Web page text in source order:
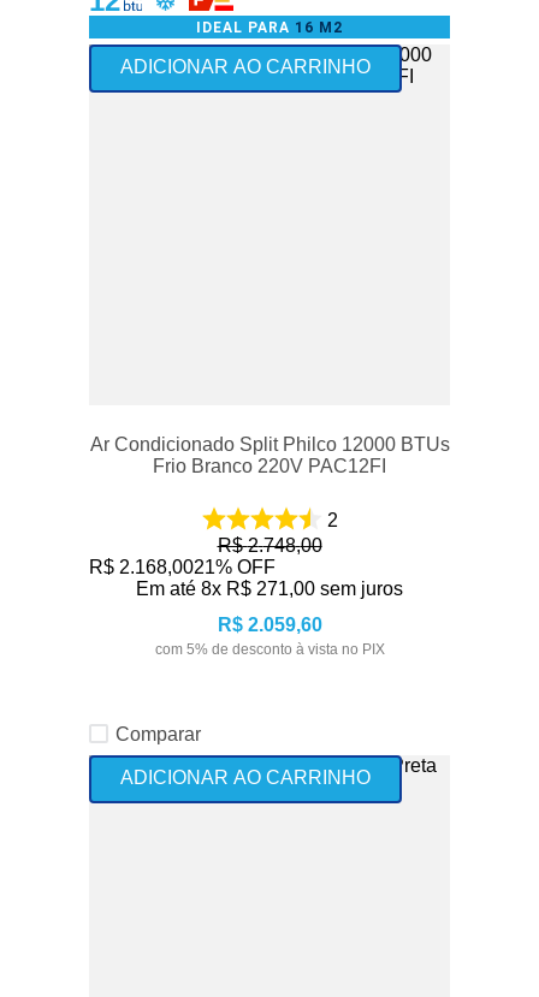
IDEAL PARA 16 M2
+Vendido
Frete Grátis - somente Nordeste
ADICIONAR AO CARRINHO
Ar Condicionado Split Philco 12000 BTUs
Frio Branco 220V PAC12FI
2
R$ 2.748,00
R$ 2.168,0021% OFF
Em até 8x R$ 271,00 sem juros
R$ 2.059,60
com 5% de desconto à vista no PIX
Comparar
ADICIONAR AO CARRINHO